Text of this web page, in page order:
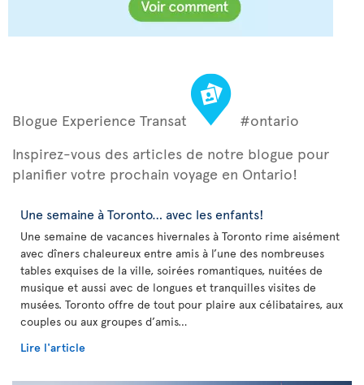
Blogue Experience Transat
#ontario
Inspirez-vous des articles de notre blogue pour
planifier votre prochain voyage en Ontario!
Une semaine à Toronto… avec les enfants!
Une semaine de vacances hivernales à Toronto rime aisément
avec dîners chaleureux entre amis à l’une des nombreuses
tables exquises de la ville, soirées romantiques, nuitées de
musique et aussi avec de longues et tranquilles visites de
musées. Toronto offre de tout pour plaire aux célibataires, aux
couples ou aux groupes d’amis…
Lire l'article